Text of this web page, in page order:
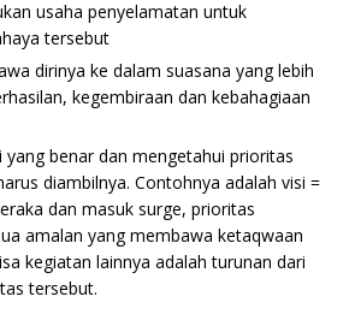
usaha penyelamatan untuk
tersebut
dirinya ke dalam suasana yang lebih
kegembiraan dan kebahagiaan
yang benar dan mengetahui prioritas
diambilnya. Contohnya adalah visi =
dan masuk surge, prioritas
amalan yang membawa ketaqwaan
kegiatan lainnya adalah turunan dari
tersebut.